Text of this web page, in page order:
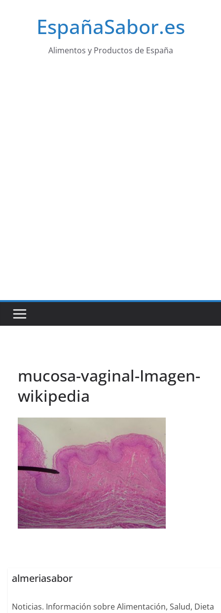
EspañaSabor.es
Alimentos y Productos de España
mucosa-vaginal-Imagen-
wikipedia
almeriasabor
Noticias. Información sobre Alimentación, Salud, Dieta